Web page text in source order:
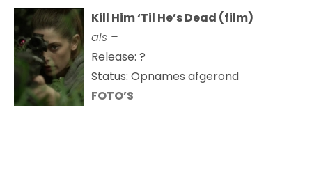
Kill Him ‘Til He’s Dead (film)
als –
Release: ?
Status: Opnames afgerond
FOTO’S